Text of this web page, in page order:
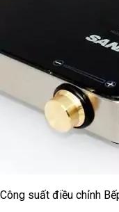
Công suất điều chỉnh